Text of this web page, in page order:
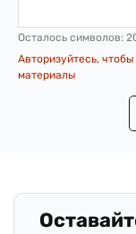
Осталось символов:
Авторизуйтесь,
материалы